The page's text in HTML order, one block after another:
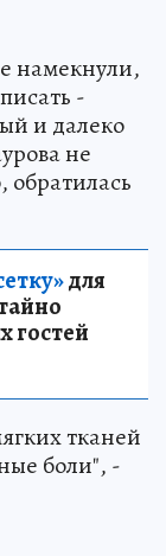
намекнули,
-
и далеко
не
обратилась
для
гостей
тканей
боли", -